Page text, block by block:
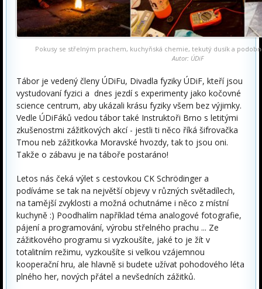
Pokusy se střelným prachem, kuchyňská chemie, tekutý dusík a
Autor: ÚDiF
Tábor je vedený členy ÚDiFu, Divadla fyziky ÚDiF, kteří jsou
vystudovaní fyzici a dnes jezdí s experimenty jako kočovné
science centrum, aby ukázali krásu fyziky všem bez výjimky.
Vedle ÚDiFáků vedou tábor také Instruktoři Brno s letitými
zkušenostmi zážitkových akcí - jestli ti něco říká šifrovačka
Tmou neb zážitkovka Moravské hvozdy, tak to jsou oni.
Takže o zábavu je na táboře postaráno!
Letos nás čeká výlet s cestovkou CK Schrödinger a
podíváme se tak na největší objevy v různých světadílech,
na tamější zvyklosti a možná ochutnáme i něco z místní
kuchyně :) Poodhalím například téma analogové fotografie,
pájení a programování, výrobu střelného prachu ... Ze
zážitkového programu si vyzkoušíte, jaké to je žít v
totalitním režimu, vyzkoušíte si velkou vzájemnou
kooperační hru, ale hlavně si budete užívat pohodového léta
plného her, nových přátel a nevšedních zážitků.